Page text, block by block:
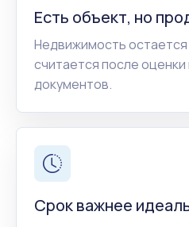
Есть объект, но
Недвижимость
считается после
документов.
Срок важнее